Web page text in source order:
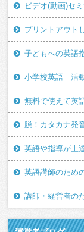
ビデオ(動画)セ
プリントアウト
子どもへの英語
小学校英語 活
無料で使えて英
脱！カタカナ
英語や指導が上
英語講師のため
講師・経営者の